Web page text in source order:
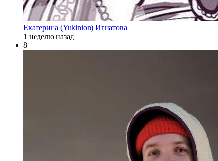
Екатерина (Yukinion) Игнатова
1 неделю назад
8